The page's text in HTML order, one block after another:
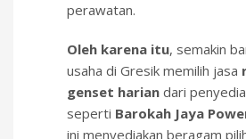
perawatan.
Oleh karena itu, semakin
usaha di Gresik memilih jasa
genset harian dari
seperti Barokah Jaya
ini menyediakan beragam